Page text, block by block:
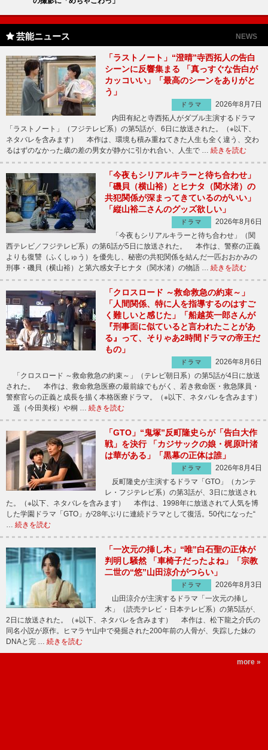
芸能ニュース NEWS
「ラストノート」“澄晴”寺西拓人の告白
シーンに反響集まる 「真っすぐな告白が
カッコいい」「最高のシーンをありがと
う」
ドラマ
2026年8月7日
内田有紀と寺西拓人がダブル主演するドラマ
「ラストノート」（フジテレビ系）の第5話が、6日に放送された。（※以下、
ネタバレを含みます） 本作は、環境も積み重ねてきた人生も全く違う、交わ
るはずのなかった歳の差の男女が静かに引かれ合い、人生で … 続きを読む
「今夜もシリアルキラーと待ち合わせ」
「磯貝（横山裕）とヒナタ（関水渚）の
共犯関係が深まってきているのがいい」
「縦山裕二さんのグッズ欲しい」
ドラマ
2026年8月6日
「今夜もシリアルキラーと待ち合わせ」（関
西テレビ／フジテレビ系）の第6話が5日に放送された。 本作は、警察の正義
よりも復讐（ふくしゅう）を優先し、秘密の共犯関係を結んだ一匹おおかみの
刑事・磯貝（横山裕）と第六感女子ヒナタ（関水渚）の物語 … 続きを読む
「クロスロード ～救命救急の約束～」
「人間関係、特に人を指導するのはすご
く難しいと感じた」「船越英一郎さんが
『刑事面に似ていると言われたことがあ
る』って、そりゃあ2時間ドラマの帝王だ
もの」
ドラマ
2026年8月6日
「クロスロード ～救命救急の約束～」（テレビ朝日系）の第5話が4日に放送
された。 本作は、救命救急医療の最前線でもがく、若き救命医・救急隊員・
警察官らの正義と成長を描く本格医療ドラマ。（※以下、ネタバレを含みます）
遥（今田美桜）や桐 … 続きを読む
「GTO」“鬼塚”反町隆史らが「告白大作
戦」を決行 「カジサックの娘・梶原叶渚
は華がある」「黒幕の正体は誰」
ドラマ
2026年8月4日
反町隆史が主演するドラマ「GTO」（カンテ
レ・フジテレビ系）の第3話が、3日に放送され
た。（※以下、ネタバレを含みます） 本作は、1998年に放送されて人気を博
した学園ドラマ「GTO」が28年ぶりに連続ドラマとして復活。50代になった“
… 続きを読む
「一次元の挿し木」“唯”白石聖の正体が
判明し騒然 「車椅子だったよね」「宗教
二世の“悠”山田涼介がつらい」
ドラマ
2026年8月3日
山田涼介が主演するドラマ「一次元の挿し
木」（読売テレビ・日本テレビ系）の第5話が、
2日に放送された。（※以下、ネタバレを含みます） 本作は、松下龍之介氏の
同名小説が原作。ヒマラヤ山中で発掘された200年前の人骨が、失踪した妹の
DNAと完 … 続きを読む
more »